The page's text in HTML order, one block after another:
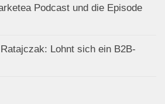
Podcast und die Episode
Lohnt sich ein B2B-